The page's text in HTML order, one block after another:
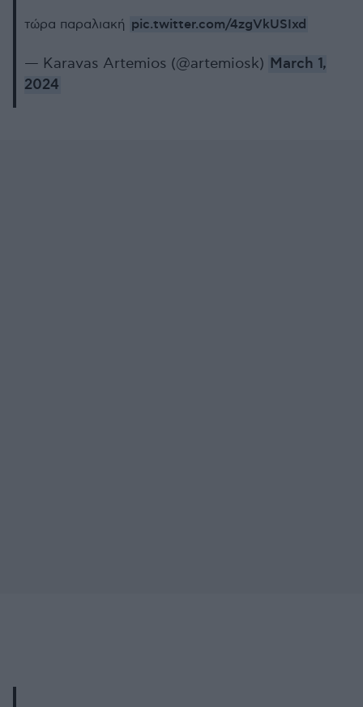
τώρα παραλιακή pic.twitter.com/4zgVkUSIxd
— Karavas Artemios (@artemiosk) March 1,
2024